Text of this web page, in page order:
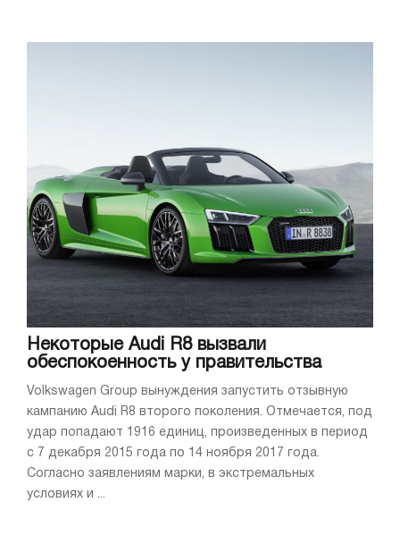
Некоторые Audi R8 вызвали
обеспокоенность у правительства
Volkswagen Group вынуждения запустить отзывную
кампанию Audi R8 второго поколения. Отмечается, под
удар попадают 1916 единиц, произведенных в период
с 7 декабря 2015 года по 14 ноября 2017 года.
Согласно заявлениям марки, в экстремальных
условиях и ...